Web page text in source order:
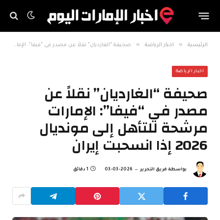
الرئيسية » اخبار الرياضة » صحيفة “الغارديان” نقلاً عن مصدر في “فيفا”: الإمارات مرشحة للتأهل إلى مونديال 2026 إذا انسحبت إيران
اخبار الرياضة
صحيفة “الغارديان” نقلاً عن
مصدر في “فيفا”: الإمارات
مرشحة للتأهل إلى مونديال
2026 إذا انسحبت إيران
بواسطة فريق التحرير 2026-03-03 1 دقائق